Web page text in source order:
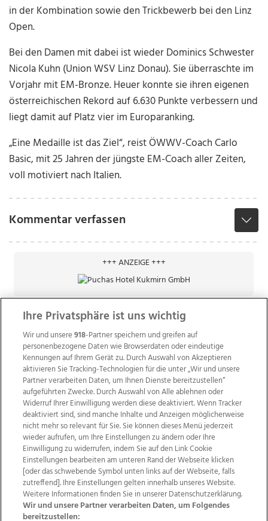
in der Kombination sowie den Trickbewerb bei den Linz
Open.
Bei den Damen mit dabei ist wieder Dominics Schwester
Nicola Kuhn (Union WSV Linz Donau). Sie überraschte im
Vorjahr mit EM-Bronze. Heuer konnte sie ihren eigenen
österreichischen Rekord auf 6.630 Punkte verbessern und
liegt damit auf Platz vier im Europaranking.
„Eine Medaille ist das Ziel“, reist ÖWWV-Coach Carlo
Basic, mit 25 Jahren der jüngste EM-Coach aller Zeiten,
voll motiviert nach Italien.
Kommentar verfassen
+++ ANZEIGE +++
Wir über uns Mediadaten Kontakt
Jobs
Datenschutz
Impressum
AGB Anzeigekunden
AGB Website
Ehrenkodex Politische Werbung
Ihre Privatsphäre ist uns wichtig
Wir und unsere918-Partner speichern und greifen auf
personenbezogene Daten wie Browserdaten oder eindeutige
Kennungen auf Ihrem Gerät zu. Durch Auswahl von Akzeptieren
aktivieren Sie Tracking-Technologien für die unter „Wir und unsere
Partner verarbeiten Daten, um Ihnen Dienste bereitzustellen“
aufgeführten Zwecke. Durch Auswahl von Alle ablehnen oder
Widerruf Ihrer Einwilligung werden diese deaktiviert. Wenn Tracker
deaktiviert sind, sind manche Inhalte und Anzeigen möglicherweise
nicht mehr so relevant für Sie. Sie können dieses Menü jederzeit
wieder aufrufen, um Ihre Einstellungen zu ändern oder Ihre
Einwilligung zu widerrufen, indem Sie auf den Link Cookie
Einstellungen bearbeiten am unteren Rand der Webseite klicken
[oder das schwebende Symbol unten links auf der Webseite, falls
zutreffend]. Ihre Einstellungen gelten innerhalb unseres Website.
Weitere Informationen finden Sie in unserer Datenschutzerklärung.
Wir und unsere Partner verarbeiten Daten, um Folgendes
bereitzustellen: